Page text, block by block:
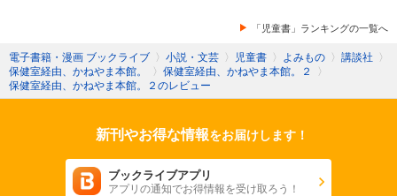
「児童書」ランキングの一覧へ
電子書籍・漫画 ブックライブ 〉 小説・文芸 〉 児童書 〉 よみもの 〉 講談社 〉
保健室経由、かねやま本館。
〉 保健室経由、かねやま本館。２
〉
保健室経由、かねやま本館。２のレビュー
新刊やお得な情報をお届けします！
ブックライブアプリ
アプリの通知でお得情報を受け取ろう！